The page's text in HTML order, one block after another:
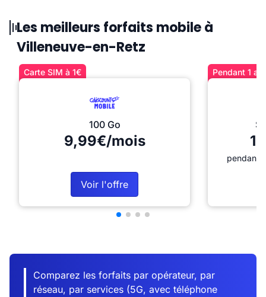
Les meilleurs forfaits mobile à
Villeneuve-en-Retz
Carte SIM à 1€
100 Go
9,99€/mois
Voir l'offre
Pendant 1
pendant
Comparez les forfaits par opérateur, par
réseau, par services (5G, avec téléphone